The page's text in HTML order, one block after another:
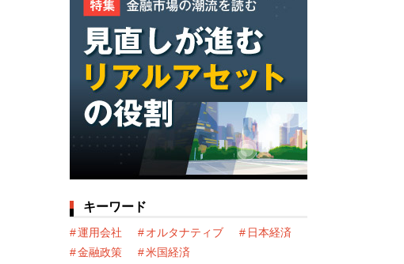
キーワード
運用会社 オルタナティブ
日本経済
金融政策
米国経済